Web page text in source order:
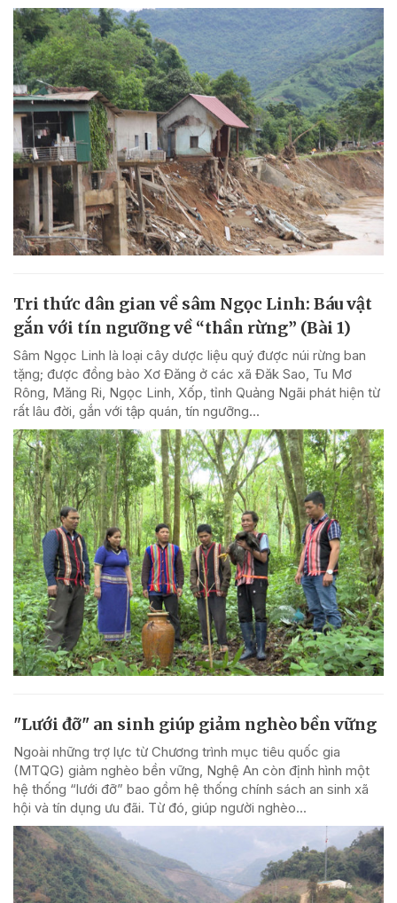
Tri thức dân gian về sâm Ngọc Linh: Báu vật
gắn với tín ngưỡng về “thần rừng” (Bài 1)
Sâm Ngọc Linh là loại cây dược liệu quý được núi rừng ban
tặng; được đồng bào Xơ Đăng ở các xã Đăk Sao, Tu Mơ
Rông, Măng Ri, Ngọc Linh, Xốp, tỉnh Quảng Ngãi phát hiện từ
rất lâu đời, gắn với tập quán, tín ngưỡng...
"Lưới đỡ" an sinh giúp giảm nghèo bền vững
Ngoài những trợ lực từ Chương trình mục tiêu quốc gia
(MTQG) giảm nghèo bền vững, Nghệ An còn định hình một
hệ thống “lưới đỡ” bao gồm hệ thống chính sách an sinh xã
hội và tín dụng ưu đãi. Từ đó, giúp người nghèo...